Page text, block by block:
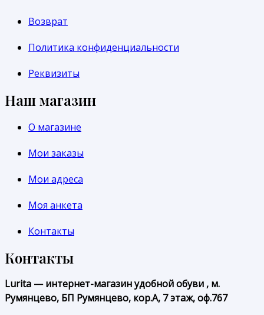
Возврат
Политика конфиденциальности
Реквизиты
Наш магазин
О магазине
Мои заказы
Мои адреса
Моя анкета
Контакты
Контакты
Lurita — интернет-магазин удобной обуви , м.
Румянцево, БП Румянцево, кор.А, 7 этаж, оф.767